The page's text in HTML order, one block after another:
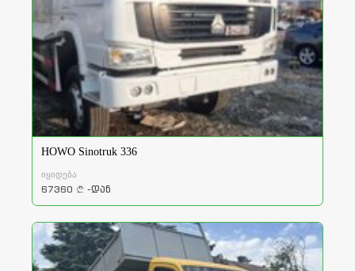
HOWO Sinotruk 336
იყიდება
67360 a -დან